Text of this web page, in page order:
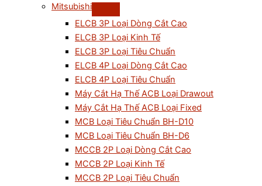
Mitsubishi
ELCB 3P Loại Dòng Cắt Cao
ELCB 3P Loại Kinh Tế
ELCB 3P Loại Tiêu Chuẩn
ELCB 4P Loại Dòng Cắt Cao
ELCB 4P Loại Tiêu Chuẩn
Máy Cắt Hạ Thế ACB Loại Drawout
Máy Cắt Hạ Thế ACB Loại Fixed
MCB Loại Tiêu Chuẩn BH-D10
MCB Loại Tiêu Chuẩn BH-D6
MCCB 2P Loại Dòng Cắt Cao
MCCB 2P Loại Kinh Tế
MCCB 2P Loại Tiêu Chuẩn